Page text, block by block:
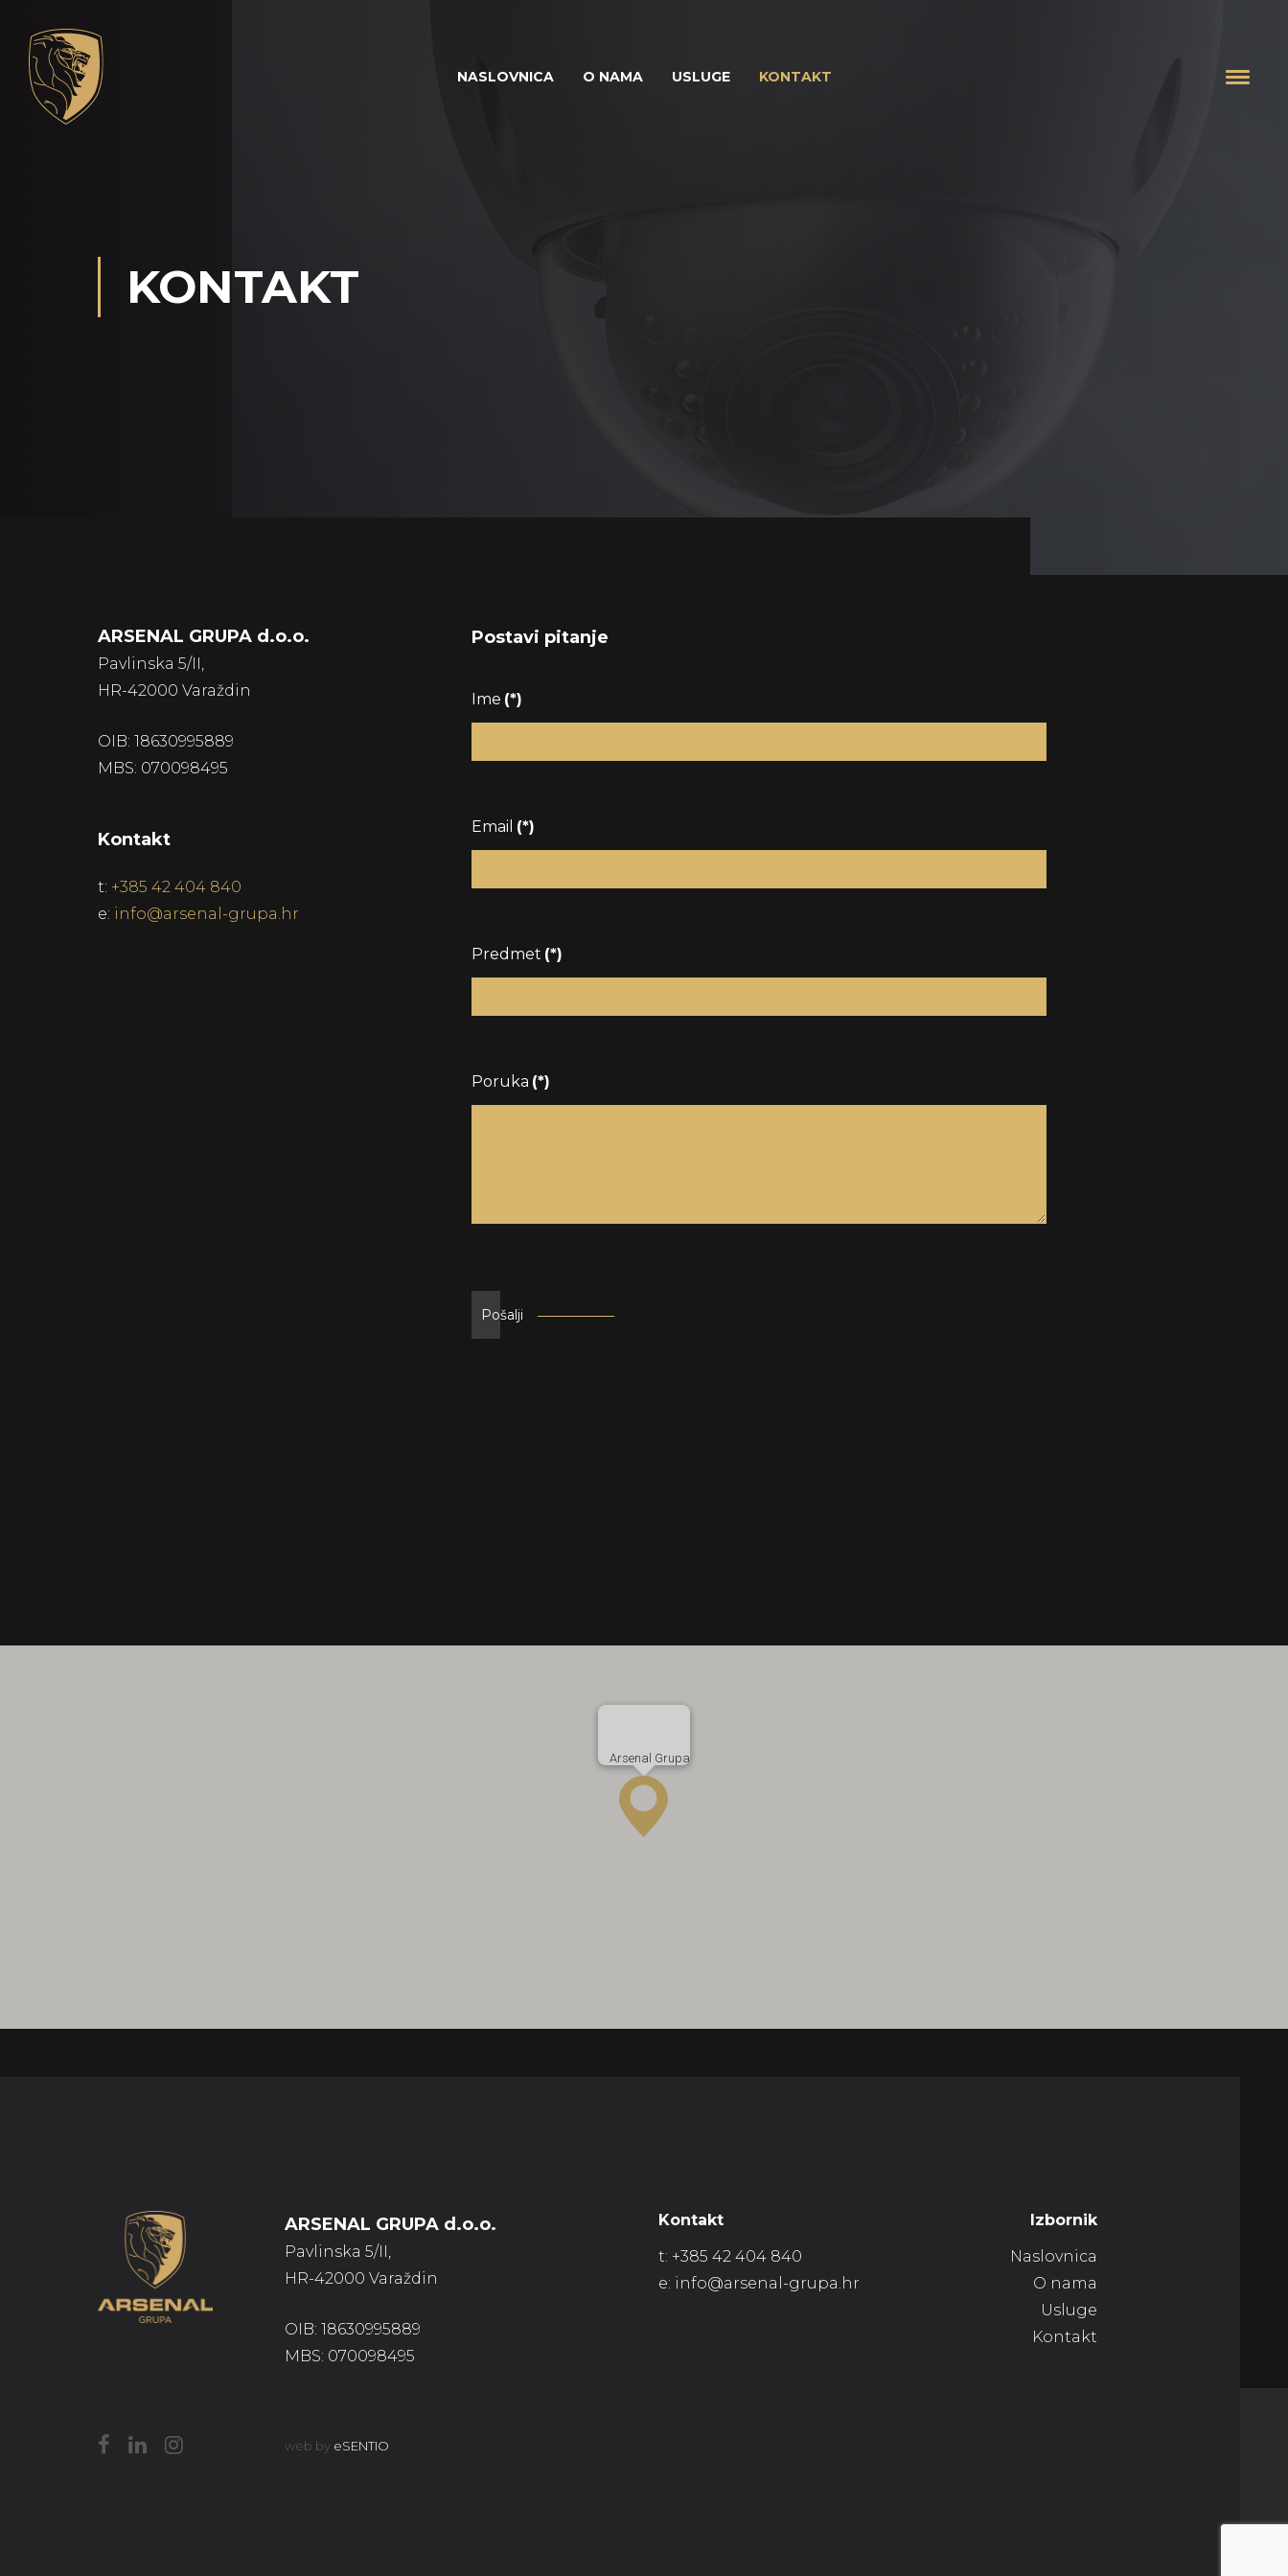
NASLOVNICA O NAMA USLUGE KONTAKT
KONTAKT
ARSENAL GRUPA d.o.o.
Pavlinska 5/II,
HR-42000 Varaždin
OIB: 18630995889
MBS: 070098495
Kontakt
t: +385 42 404 840
e: info@arsenal-grupa.hr
Postavi pitanje
Ime (*)
Email (*)
Predmet (*)
Poruka (*)
Pošalji
Arsenal Grupa
ARSENAL GRUPA d.o.o.
Pavlinska 5/II,
HR-42000 Varaždin
OIB: 18630995889
MBS: 070098495
Kontakt
t: +385 42 404 840
e: info@arsenal-grupa.hr
Izbornik
Naslovnica
O nama
Usluge
Kontakt
web by eSENTIO